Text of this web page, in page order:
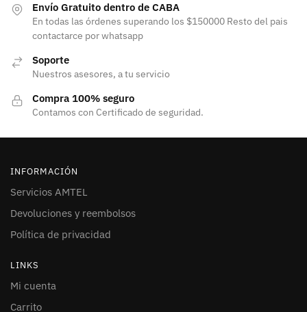
Envío Gratuito dentro de CABA
En todas las órdenes superando los $150000 Resto del pais
contactarce por whatsapp
Soporte
Nuestros asesores, a tu servicio
Compra 100% seguro
Contamos con Certificado de seguridad.
INFORMACIÓN
Servicios AMTEL
Devoluciones y reembolsos
Política de privacidad
LINKS
Mi cuenta
Carrito